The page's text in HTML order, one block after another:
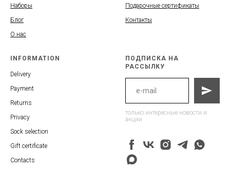
Наборы
Блог
О нас
Подарочные сертификаты
Контакты
INFORMATION
Delivery
Payment
Returns
Privacy
Sock selection
Gift certificate
Contacts
ПОДПИСКА НА
РАССЫЛКУ
только интересные новости и
акции